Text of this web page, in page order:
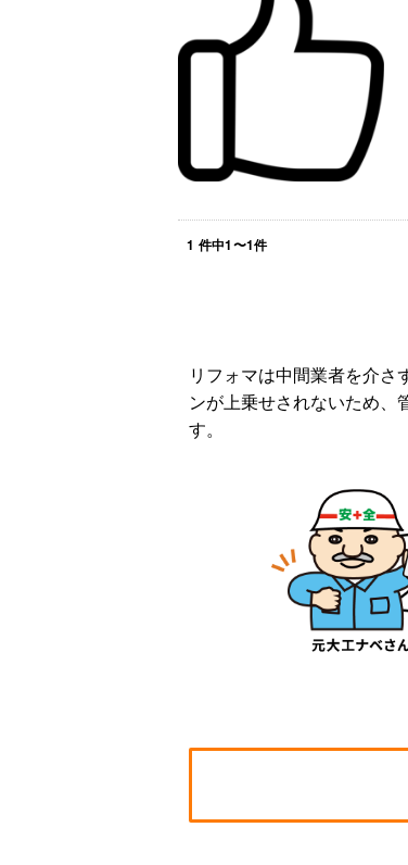
1 件中1〜1件
リフォマは中間業者を介
ンが上乗せされないため、
す。